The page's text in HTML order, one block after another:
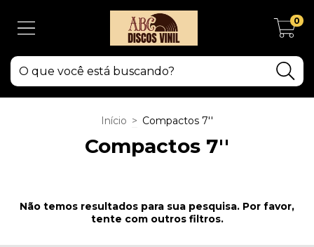
0
Início > Compactos 7''
Compactos 7''
Não temos resultados para sua pesquisa. Por favor,
tente com outros filtros.